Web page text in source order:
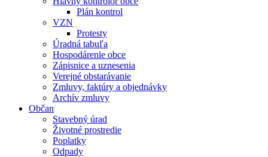
Plán kontrol
VZN
Protesty
Úradná tabuľa
Hospodárenie obce
Zápisnice a uznesenia
Verejné obstarávanie
Zmluvy, faktúry a objednávky
Archív zmluvy
Občan
Stavebný úrad
Životné prostredie
Poplatky
Odpady